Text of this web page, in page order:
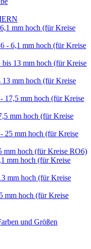
mm hoch (für Kreise
- 6,1 mm hoch (für Kreise
bis 13 mm hoch (für Kreise
13 mm hoch (für Kreise
17,5 mm hoch (für Kreise
mm hoch (für Kreise
25 mm hoch (für Kreise
mm hoch (für Kreise RO6)
mm hoch (für Kreise
mm hoch (für Kreise
mm hoch (für Kreise
und Größen